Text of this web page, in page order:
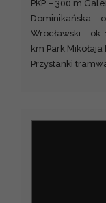
PKP – 300 m
Dominikańska –
Wrocławski –
km Park
Przystanki